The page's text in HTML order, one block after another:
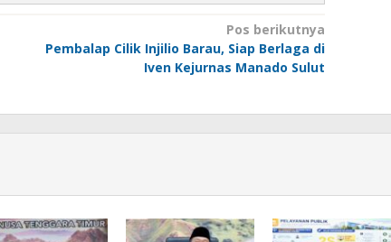
Pos berikutnya
Pembalap Cilik Injilio Barau, Siap Berlaga di
Iven Kejurnas Manado Sulut